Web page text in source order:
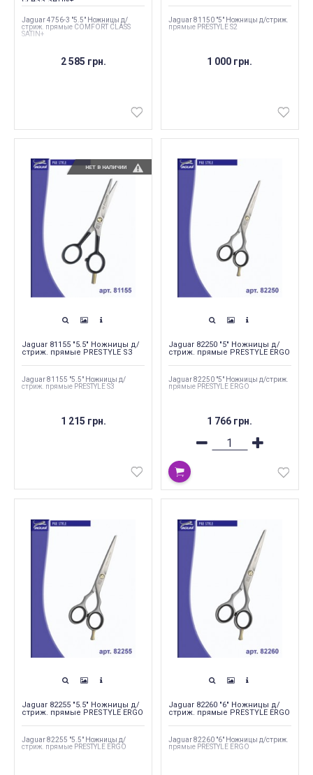
Jaguar 4756-3 "5.5" Ножницы д/
стриж. прямые COMFORT CLASS
SATIN+
2 585 грн.
Jaguar 81150 "5" Ножницы д/стриж.
прямые PRESTYLE S2
1 000 грн.
НЕТ В НАЛИЧИИ
Jaguar 81155 "5.5" Ножницы д/
стриж. прямые PRESTYLE S3
Jaguar 81155 "5.5" Ножницы д/
стриж. прямые PRESTYLE S3
1 215 грн.
Jaguar 82250 "5" Ножницы д/
стриж. прямые PRESTYLE ERGO
Jaguar 82250 "5" Ножницы д/стриж.
прямые PRESTYLE ERGO
1 766 грн.
Jaguar 82255 "5.5" Ножницы д/
стриж. прямые PRESTYLE ERGO
Jaguar 82255 "5.5" Ножницы д/
стриж. прямые PRESTYLE ERGO
Jaguar 82260 "6" Ножницы д/
стриж. прямые PRESTYLE ERGO
Jaguar 82260 "6" Ножницы д/стриж.
прямые PRESTYLE ERGO